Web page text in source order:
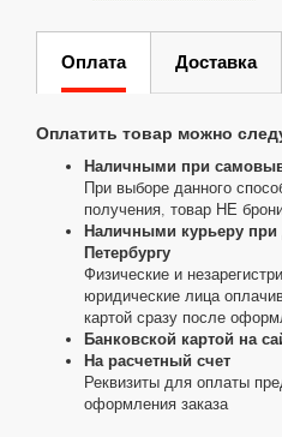
Оплата Доставка
Оплатить товар можно
Наличными при
При выборе данного
получения, товар НЕ
Наличными курьеру при
Петербургу
Физические и
юридические лица
картой сразу после
Банковской картой на
На расчетный счет
Реквизиты для оплаты
оформления заказа